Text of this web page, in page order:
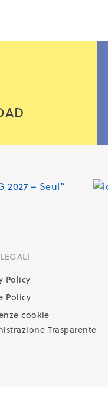
Policy
Policy
cookie
Trasparente